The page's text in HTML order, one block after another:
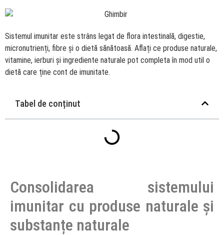
Sistemul imunitar este strâns legat de flora intestinală, digestie,
micronutrienți, fibre și o dietă sănătoasă. Aflați ce produse naturale,
vitamine, ierburi și ingrediente naturale pot completa în mod util o
dietă care ține cont de imunitate.
Tabel de conținut
Consolidarea sistemului
imunitar cu produse naturale și
substanțe naturale